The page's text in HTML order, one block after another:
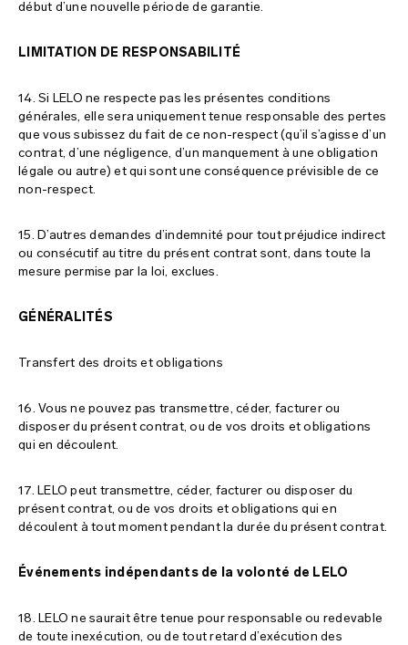
début d’une nouvelle période de garantie.
LIMITATION DE RESPONSABILITÉ
14. Si LELO ne respecte pas les présentes conditions
générales, elle sera uniquement tenue responsable des pertes
que vous subissez du fait de ce non-respect (qu’il s’agisse d’un
contrat, d’une négligence, d’un manquement à une obligation
légale ou autre) et qui sont une conséquence prévisible de ce
non-respect.
15. D’autres demandes d’indemnité pour tout préjudice indirect
ou consécutif au titre du présent contrat sont, dans toute la
mesure permise par la loi, exclues.
GÉNÉRALITÉS
Transfert des droits et obligations
16. Vous ne pouvez pas transmettre, céder, facturer ou
disposer du présent contrat, ou de vos droits et obligations
qui en découlent.
17. LELO peut transmettre, céder, facturer ou disposer du
présent contrat, ou de vos droits et obligations qui en
découlent à tout moment pendant la durée du présent contrat.
Événements indépendants de la volonté de LELO
18. LELO ne saurait être tenue pour responsable ou redevable
de toute inexécution, ou de tout retard d’exécution des